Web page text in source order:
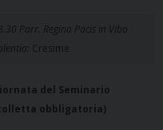
Parr. Regina Pacis in Vibo
Cresime
del Seminario
obbligatoria)